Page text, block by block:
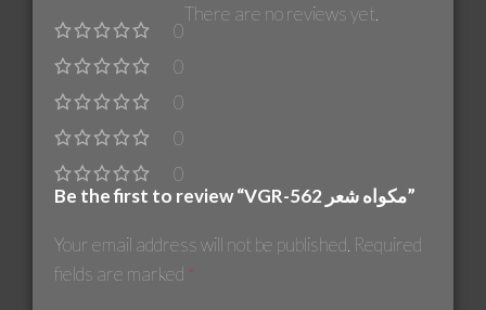
0
0
0
0
0
There are no reviews yet.
Be the first to review “VGR-562 مكواه شعر”
Your email address will not be published. Required
fields are marked *